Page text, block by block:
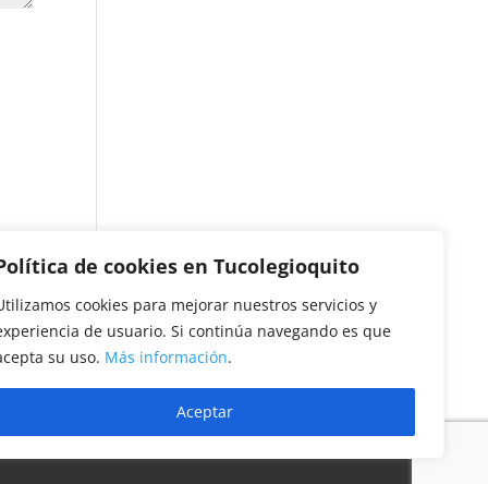
de cookies en Tucolegioquito
cookies para mejorar nuestros servicios y
de usuario. Si continúa navegando es que
su uso. Más información.
Aceptar